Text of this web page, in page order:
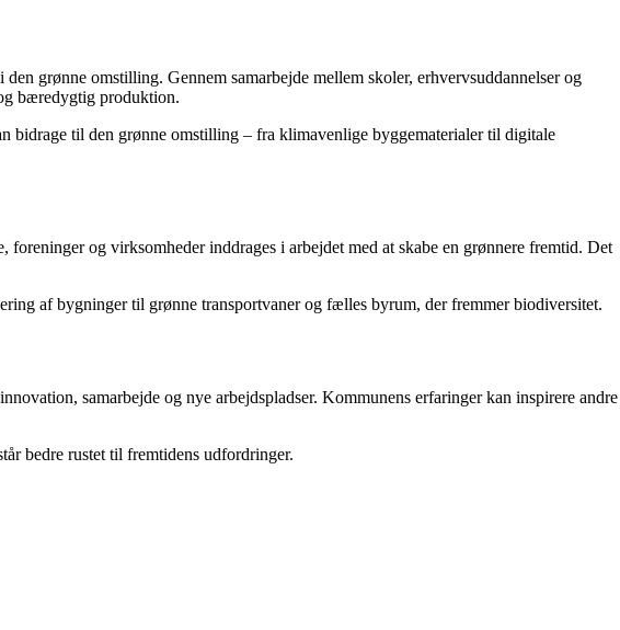
grønne omstilling. Gennem samarbejde mellem skoler, erhvervsuddannelser og
bæredygtig produktion.
til den grønne omstilling – fra klimavenlige byggematerialer til digitale
og virksomheder inddrages i arbejdet med at skabe en grønnere fremtid. Det
af bygninger til grønne transportvaner og fælles byrum, der fremmer biodiversitet.
samarbejde og nye arbejdspladser. Kommunens erfaringer kan inspirere andre
bedre rustet til fremtidens udfordringer.